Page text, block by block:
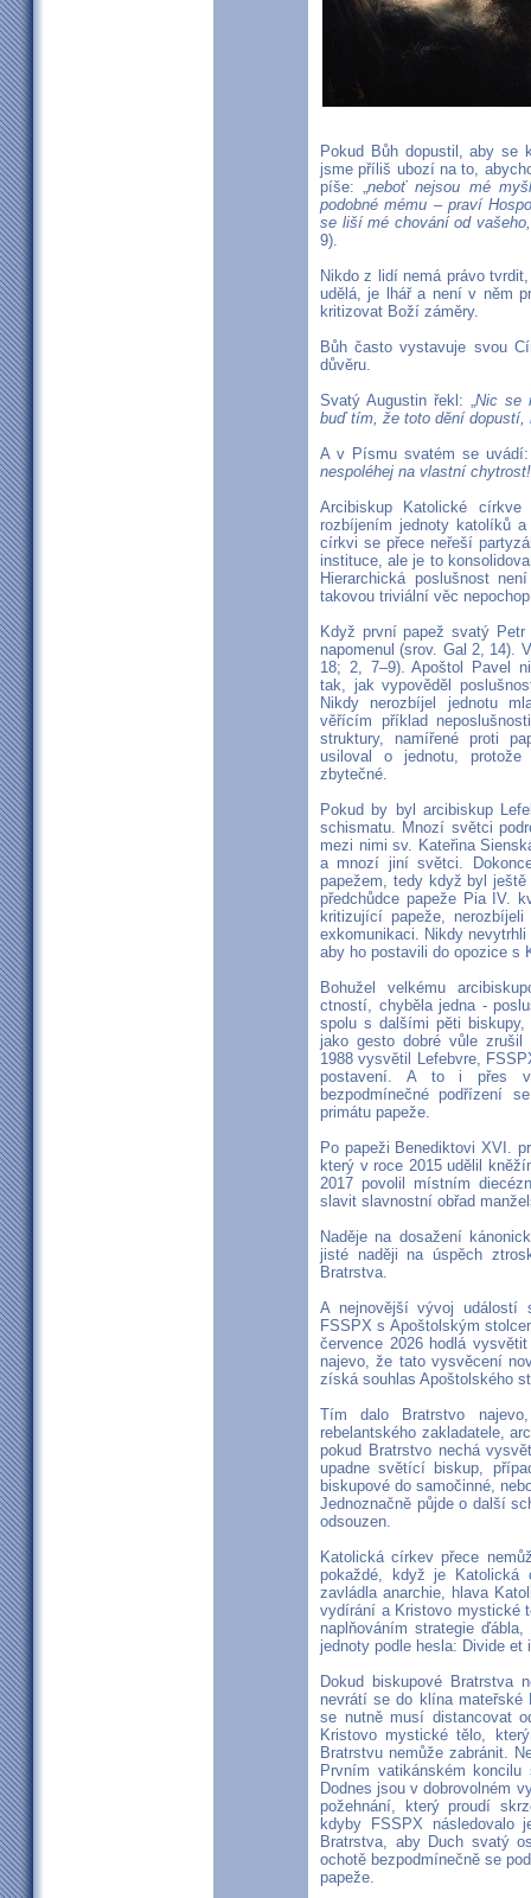
Pokud Bůh dopustil, aby se
jsme příliš ubozí na to,
píše: „neboť nejsou mé
podobné mému – praví
se liší mé chování od
9).
Nikdo z lidí nemá právo
udělá, je lhář a není v něm
kritizovat Boží záměry.
Bůh často vystavuje svou
důvěru.
Svatý Augustin řekl: „Nic se
buď tím, že toto dění dopustí,
A v Písmu svatém se uvádí:
nespoléhej na vlastní chytrost!
Arcibiskup Katolické
rozbíjením jednoty katolíků
církvi se přece neřeší
instituce, ale je to
Hierarchická poslušnost
takovou triviální věc
Když první papež svatý
napomenul (srov. Gal 2, 14).
18; 2, 7–9). Apoštol Pavel
tak, jak vypověděl
Nikdy nerozbíjel jednotu
věřícím příklad
struktury, namířené proti
usiloval o jednotu,
zbytečné.
Pokud by byl arcibiskup
schismatu. Mnozí světci
mezi nimi sv. Kateřina
a mnozí jiní světci.
papežem, tedy když byl
předchůdce papeže Pia IV.
kritizující papeže,
exkomunikaci. Nikdy
aby ho postavili do opozice s
Bohužel velkému
ctností, chyběla jedna -
spolu s dalšími pěti
jako gesto dobré vůle
1988 vysvětil Lefebvre,
postavení. A to i přes
bezpodmínečné podřízení
primátu papeže.
Po papeži Benediktovi XVI.
který v roce 2015 udělil
2017 povolil místním
slavit slavnostní obřad
Naděje na dosažení
jisté naději na úspěch
Bratrstva.
A nejnovější vývoj událostí
FSSPX s Apoštolským
července 2026 hodlá
najevo, že tato vysvěcení
získá souhlas Apoštolského
Tím dalo Bratrstvo
rebelantského zakladatele,
pokud Bratrstvo nechá
upadne světící biskup,
biskupové do samočinné,
Jednoznačně půjde o další
odsouzen.
Katolická církev přece
pokaždé, když je
zavládla anarchie, hlava
vydírání a Kristovo mystické
naplňováním strategie
jednoty podle hesla: Divide et
Dokud biskupové Bratrstva
nevrátí se do klína
se nutně musí distancovat
Kristovo mystické tělo,
Bratrstvu nemůže zabránit.
Prvním vatikánském
Dodnes jsou v dobrovolném
požehnání, který proudí
kdyby FSSPX
Bratrstva, aby Duch svatý
ochotě bezpodmínečně se
papeže.